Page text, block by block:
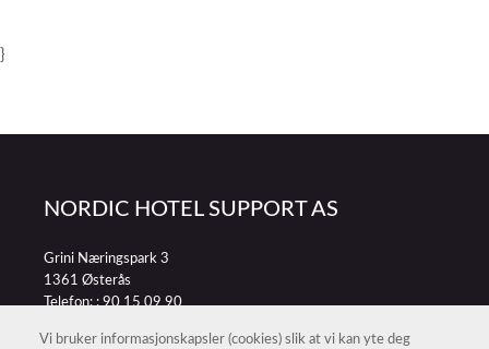
}
NORDIC HOTEL SUPPORT AS
Grini Næringspark 3
1361 Østerås
Telefon: : 90 15 09 90
Vi bruker informasjonskapsler (cookies) slik at vi kan yte deg